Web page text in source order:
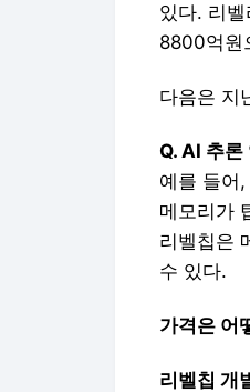
있다. 리
8800억원
다음은 지
Q. AI 추론
예를 들어
메모리가
리벨칩은
수 있다.
가격은 어
리벨칩 개